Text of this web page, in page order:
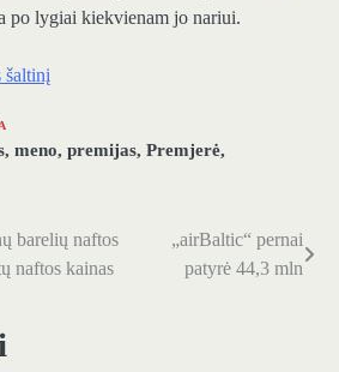
po lygiai kiekvienam jo nariui.
šaltinį
, meno, premijas, Premjerė,
barelių naftos
naftos kainas
„airBaltic“ pernai
patyrė 44,3 mln